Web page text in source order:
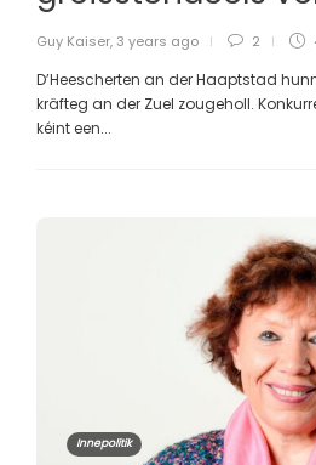
Guy Kaiser, 3 years ago 2
D’Heescherten an der Haaptstad
kräfteg an der Zuel zougeholl.
kéint een...
Innepolitik